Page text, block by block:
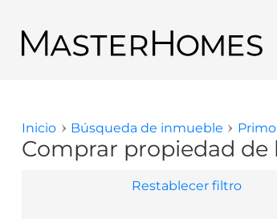
Regresar a los resultados de búsqueda
Usted está aquí
Inicio Búsqueda de inmueble
Comprar propiedad de
Restablecer filtro